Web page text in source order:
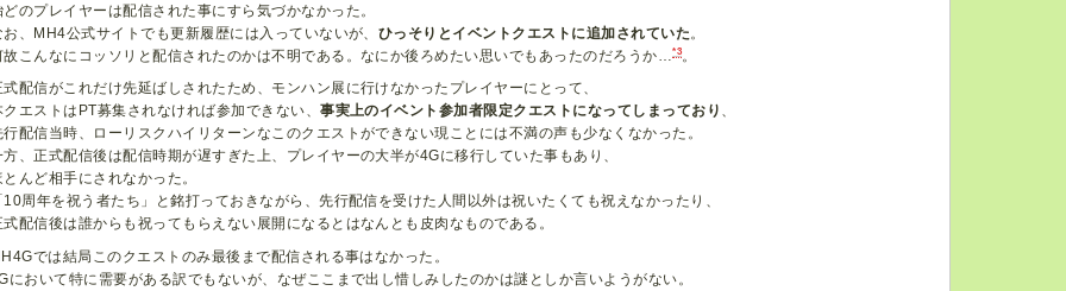
どのプレイヤーは配信された事にすら気づかなかった。
お、MH4公式サイトでも更新履歴には入っていないが、 ひっそりとイベントクエストに追加されていた。
故こんなにコッソリと配信されたのかは不明である。なにか後ろめたい思いでもあったのだろうか…*3。
式配信がこれだけ先延ばしされたため、モンハン展に行けなかったプレイヤーにとって、
クエストはPT募集されなければ参加できない、事実上のイベント参加者限定クエストになってしまっており 、
行配信当時、ローリスクハイリターンなこのクエストができない現ことには不満の声も少なくなかった。
方、正式配信後は配信時期が遅すぎた上、プレイヤーの大半が4Gに移行していた事もあり、
とんど相手にされなかった。
10周年を祝う者たち」と銘打っておきながら、先行配信を受けた人間以外は祝いたくても祝えなかったり、
式配信後は誰からも祝ってもらえない展開になるとはなんとも皮肉なものである。
では結局このクエストのみ最後まで配信される事はなかった。
において特に需要がある訳でもないが、なぜここまで出し惜しみしたのかは謎としか言いようがない。